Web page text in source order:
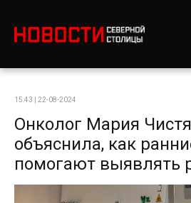
15:43 | 22-08-2024
Онколог Мария
объяснила, как
помогают выявлять